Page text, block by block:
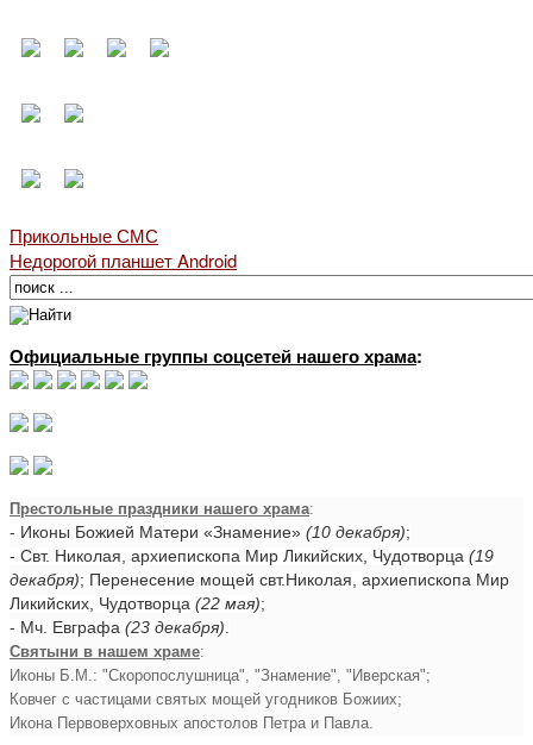
Прикольные СМС
Недорогой планшет Android
Официальные группы соцсетей нашего храма:
Престольные праздники нашего храма:
- Иконы Божией Матери «Знамение» (10 декабря);
- Свт. Николая, архиепископа Мир Ликийских, Чудотворца (19
декабря); Перенесение мощей свт.Николая, архиепископа Мир
Ликийских, Чудотворца (22 мая);
- Мч. Евграфа (23 декабря)
Святыни в нашем храме:
Иконы Б.М.: "Скоропослушница", "Знамение", "Иверская";
Ковчег с частицами святых мощей угодников Божиих;
Икона Первоверховных апостолов Петра и Павла.